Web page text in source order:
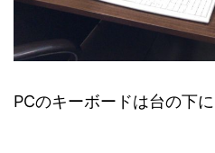
PCのキーボードは台の下